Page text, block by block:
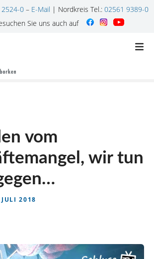
0 – E-Mail | Nordkreis Tel.: 02561 9389-0
Sie uns auch auf
vom
wir tun
2018